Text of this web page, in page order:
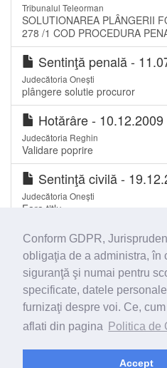
Conform GDPR,
obligaţia de a administra, în
siguranţă şi numai pentru
specificate, datele
furnizaţi despre voi. Ce,
aflati din pagina
Politica de
Accept
Tribunalul Teleorman
SOLUTIONAREA PLÂNGERII
278 /1 COD PROCEDURA
Sentinţă penală -
Judecătoria Onești
plângere solutie procuror
Hotărâre - 10.12.2009
Judecătoria Reghin
Validare poprire
Sentinţă civilă -
Judecătoria Onești
Fara titlu
Decizie - 17.09.2007
Tribunalul Constanța
Plângere împotriva solutiei de
procurorului. Accident rutier
vatamate minore.
instanta de catre un alt complet
solutionarea cauzelor...